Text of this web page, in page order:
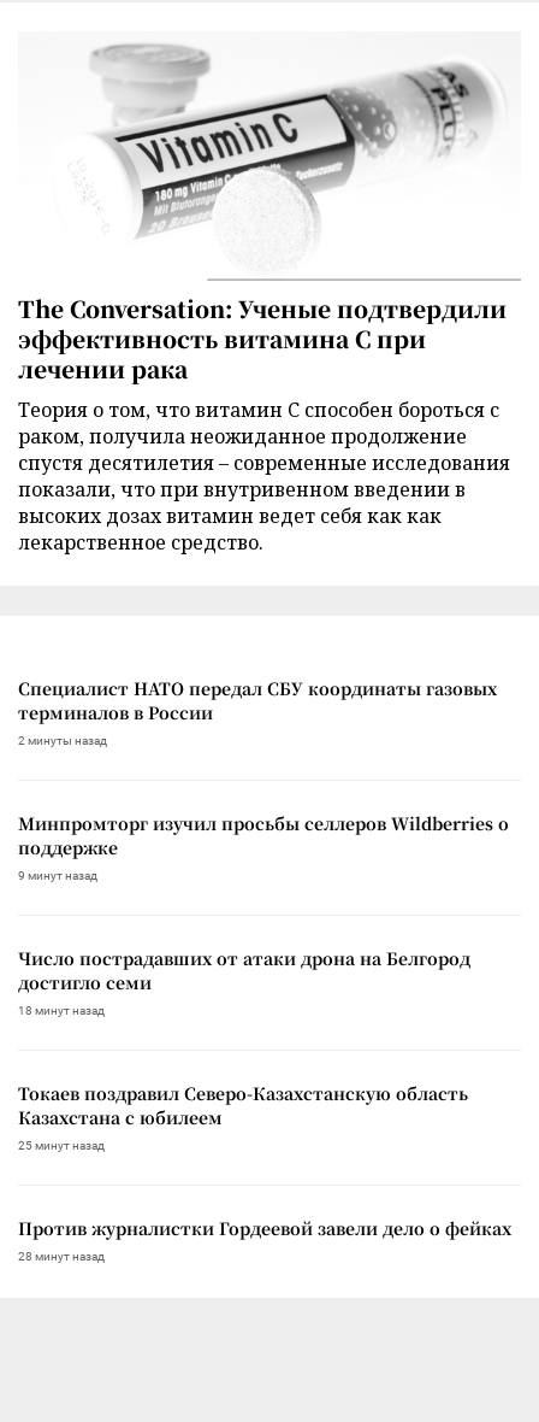
The Conversation: Ученые подтвердили
эффективность витамина C при
лечении рака
Теория о том, что витамин C способен бороться с
раком, получила неожиданное продолжение
спустя десятилетия – современные исследования
показали, что при внутривенном введении в
высоких дозах витамин ведет себя как как
лекарственное средство.
Специалист НАТО передал СБУ координаты газовых
терминалов в России
2 минуты назад
Минпромторг изучил просьбы селлеров Wildberries о
поддержке
9 минут назад
Число пострадавших от атаки дрона на Белгород
достигло семи
18 минут назад
Токаев поздравил Северо-Казахстанскую область
Казахстана с юбилеем
25 минут назад
Против журналистки Гордеевой завели дело о фейках
28 минут назад